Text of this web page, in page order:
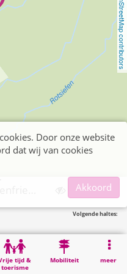
OpenStreetMap contributors
tijd &
toerisme
Mobiliteit meer
Volgende haltes:
Merode Ehrenfriedhof Marienbildchen
Door onze website
dat wij van cookies
Akkoord